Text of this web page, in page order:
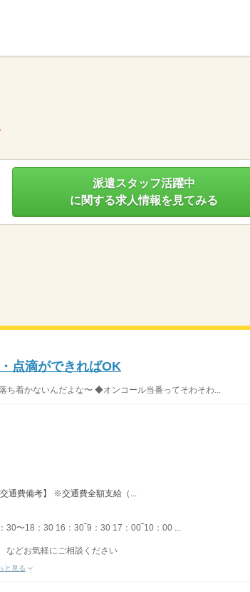
派遣スタッフ活躍中
に関する求人情報を見てみる
点滴ができればOK
着かないんだよな〜 ◆オンコール当番ってそわそわ...
通費備考】 ※交通費全額支給（...
〜18：30 16：30‾9：30 17：00‾10：00 ...
などお気軽にご相談ください
と見る